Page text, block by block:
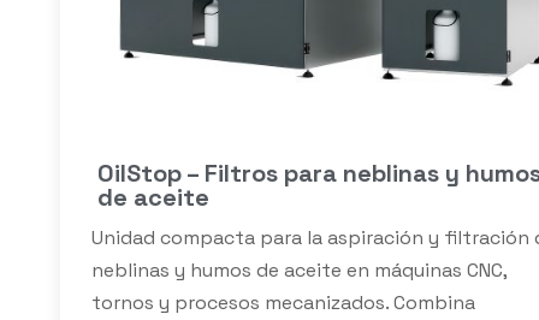
OilStop – Filtros para neblinas y
de aceite
Unidad compacta para la aspiración y filtración
neblinas y humos de aceite en máquinas CNC,
tornos y procesos mecanizados. Combina